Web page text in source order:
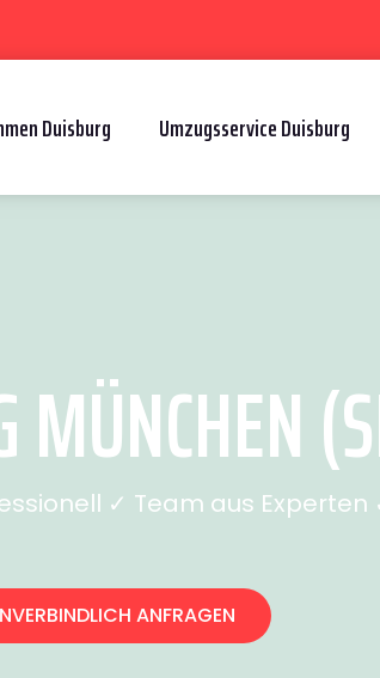
Duisburg Umzugsservice Duisburg
MÜNCHEN
✓ Team aus
ANFRAGEN